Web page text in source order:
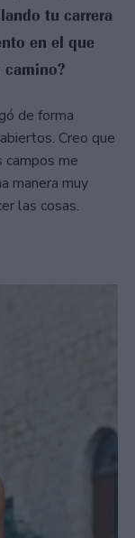
tu carrera
en el que
camino?
de forma
Creo que
campos me
manera muy
las cosas.